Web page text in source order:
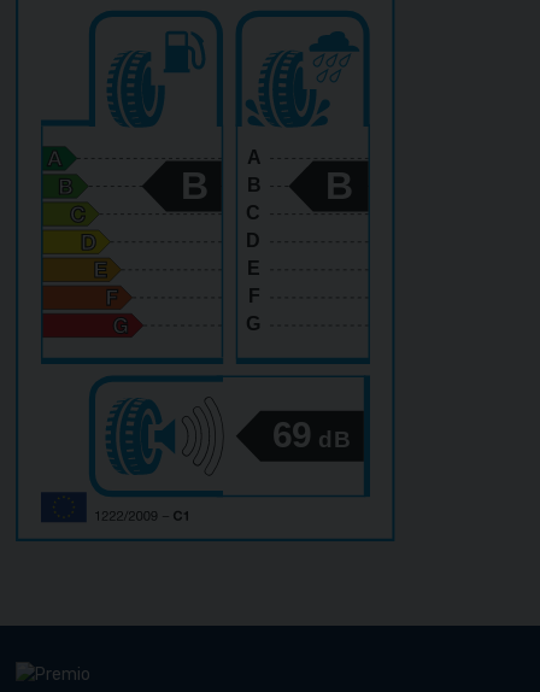
A
B
C
D
E
F
G
69 dB
B B